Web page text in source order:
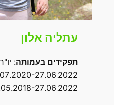
עתליה אלון
תפקידים בעמותה:
27.06.2022